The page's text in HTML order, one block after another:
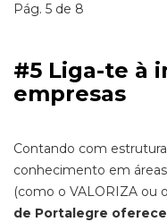
Pág. 5 de 8
#5 Liga-te à
empresas
Contando com
conhecimento em
(como o VALORIZA ou
de Portalegre